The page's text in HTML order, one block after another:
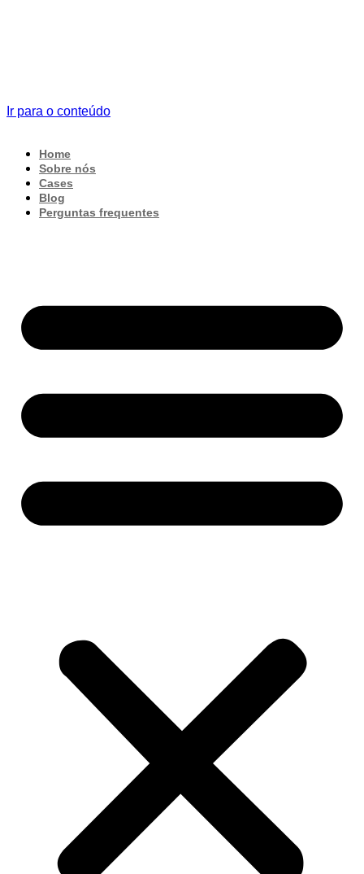
Ir para o conteúdo
Home
Sobre nós
Cases
Blog
Perguntas frequentes